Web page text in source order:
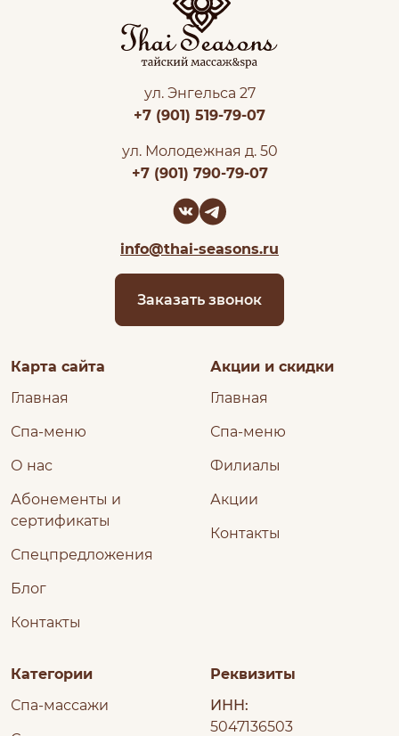
ул. Энгельса 27
+7 (901) 519-79-07
ул. Молодежная д. 50
+7 (901) 790-79-07
info@thai-seasons.ru
Заказать звонок
Карта сайта
Главная
Спа-меню
О нас
Абонементы и
сертификаты
Спецпредложения
Блог
Контакты
Акции и скидки
Главная
Спа-меню
Филиалы
Акции
Контакты
Категории
Спа-массажи
Реквизиты
ИНН:
5047136503